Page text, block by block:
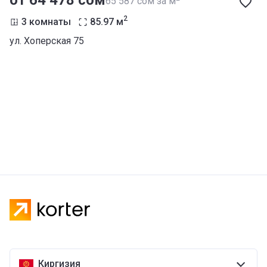
3 комнаты 85.97 м2
ул. Хоперская 75
Киргизия